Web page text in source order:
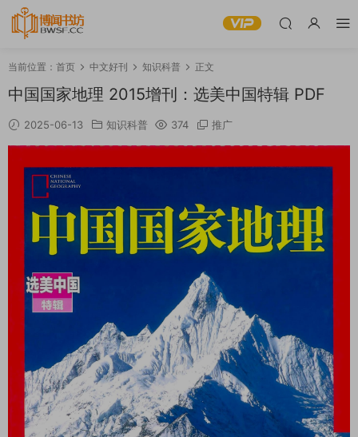
当前位置： 首页 中文好刊 知识科普 正文
中国国家地理 2015增刊：选美中国特辑 PDF
2025-06-13 知识科普 374 推广